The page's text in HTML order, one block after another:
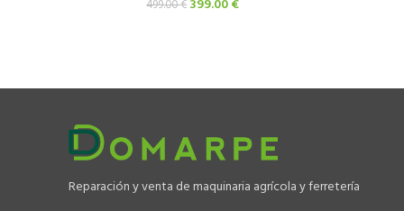
499.00€ El
399.00€El
Reparación y venta de maquinaria agrícola y ferretería